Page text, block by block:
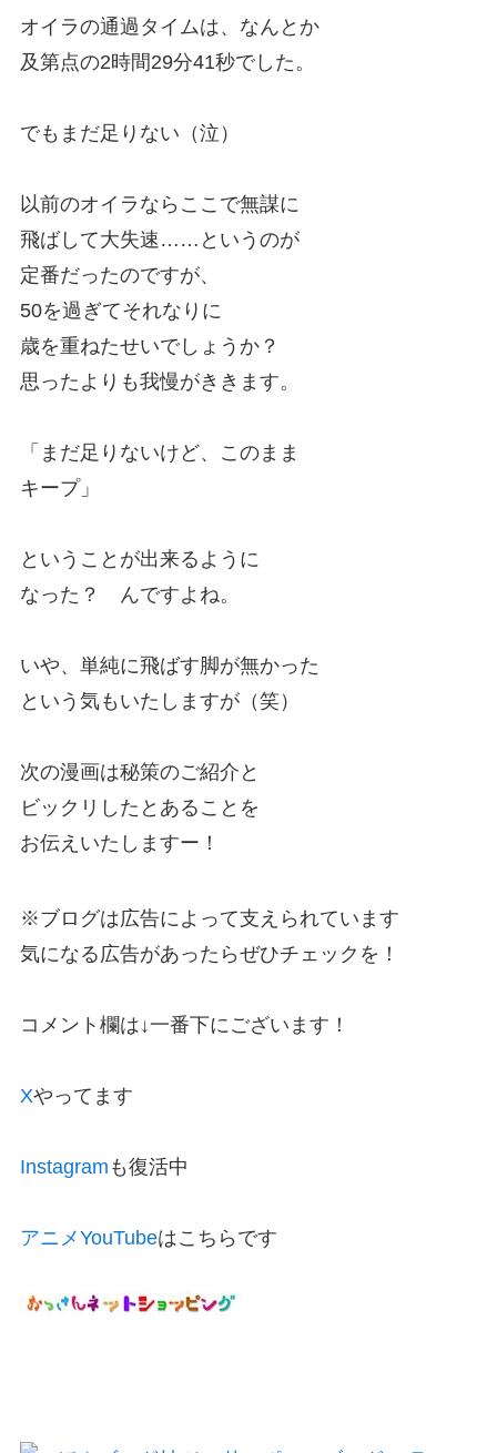
オイラの通過タイムは、なんとか
及第点の2時間29分41秒でした。
でもまだ足りない（泣）
以前のオイラならここで無謀に
飛ばして大失速……というのが
定番だったのですが、
50を過ぎてそれなりに
歳を重ねたせいでしょうか？
思ったよりも我慢がききます。
「まだ足りないけど、このまま
キープ」
ということが出来るように
なった？ んですよね。
いや、単純に飛ばす脚が無かった
という気もいたしますが（笑）
次の漫画は秘策のご紹介と
ビックリしたとあることを
お伝えいたしますー！
※ブログは広告によって支えられています
気になる広告があったらぜひチェックを！
コメント欄は↓一番下にございます！
Xやってます
Instagram も復活中
アニメYouTubeはこちらです